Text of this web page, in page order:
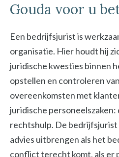
Gouda voor u
Een bedrijfsjurist is
organisatie. Hier houdt hij
juridische kwesties binnen
opstellen en controleren
overeenkomsten met
juridische
rechtshulp. De bedrijfsjurist
advies uitbrengen als het
conflict terecht komt, als er